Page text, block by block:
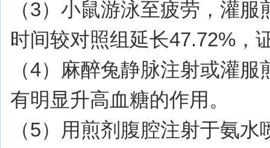
（3）小鼠游泳至疲劳，灌
时间较对照组延长47.72%，
（4）麻醉兔静脉注射或灌
有明显升高血糖的作用。
（5）用煎剂腹腔注射于氨